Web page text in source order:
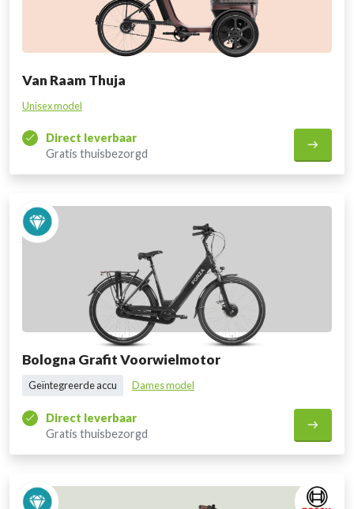
Van Raam Thuja
Unisex model
Direct leverbaar
Gratis thuisbezorgd
Bologna Grafit Voorwielmotor
Geïntegreerde accu Dames model
Direct leverbaar
Gratis thuisbezorgd